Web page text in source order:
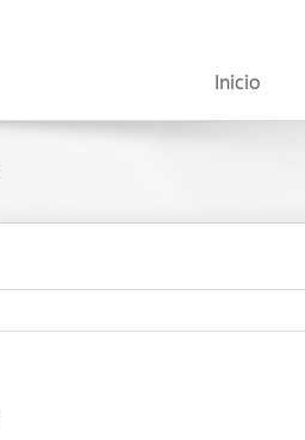
Inicio